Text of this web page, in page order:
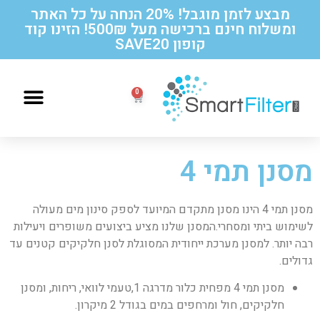
מבצע לזמן מוגבל! 20% הנחה על כל האתר
ומשלוח חינם ברכישה מעל 500₪! הזינו קוד
קופון SAVE20
מסנן תמי 4
מסנן תמי 4 הינו מסנן מתקדם המיועד לספק סינון מים מעולה
לשימוש ביתי ומסחרי.המסנן שלנו מציע ביצועים משופרים ויעילות
רבה יותר. למסנן מערכת ייחודית המסוגלת לסנן חלקיקים קטנים עד
גדולים.
מסנן תמי 4 מפחית כלור מדרגה 1,טעמי לוואי, ריחות, ומסנן
חלקיקים, חול ומרחפים במים בגודל 2 מיקרון.